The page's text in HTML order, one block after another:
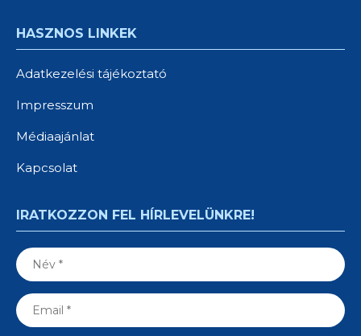
HASZNOS LINKEK
Adatkezelési tájékoztató
Impresszum
Médiaajánlat
Kapcsolat
IRATKOZZON FEL HÍRLEVELÜNKRE!